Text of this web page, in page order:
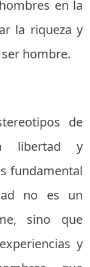
en la
la riqueza y
hombre.
de
libertad y
fundamental
no es un
sino que
y